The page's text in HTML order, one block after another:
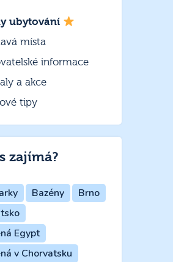
ubytování
místa
informace
a akce
tipy
zajímá?
Bazény
Brno
Egypt
v Chorvatsku